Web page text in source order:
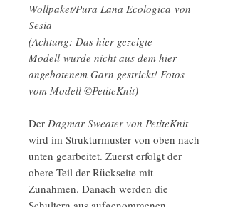
Wollpaket/Pura Lana Ecologica von
Sesia
(Achtung: Das hier gezeigte
Modell wurde nicht aus dem hier
angebotenem Garn gestrickt! Fotos
vom Modell ©PetiteKnit)
Der Dagmar Sweater von PetiteKnit
wird im Strukturmuster von oben nach
unten gearbeitet. Zuerst erfolgt der
obere Teil der Rückseite mit
Zunahmen. Danach werden die